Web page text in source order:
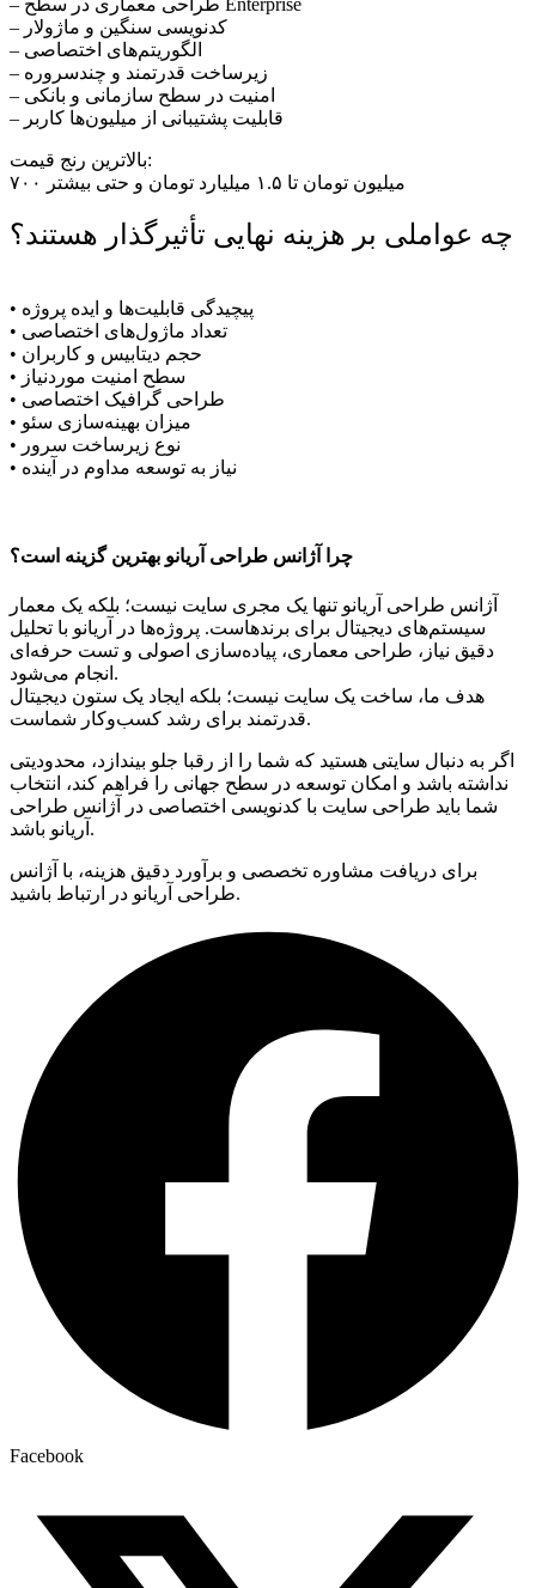
– طراحی معماری در سطح Enterprise
– کدنویسی سنگین و ماژولار
– الگوریتم‌های اختصاصی
– زیرساخت قدرتمند و چندسروره
– امنیت در سطح سازمانی و بانکی
– قابلیت پشتیبانی از میلیون‌ها کاربر
بالاترین رنج قیمت:
۷۰۰ میلیون تومان تا ۱.۵ میلیارد تومان و حتی بیشتر
چه عواملی بر هزینه نهایی تأثیرگذار هستند؟
• پیچیدگی قابلیت‌ها و ایده پروژه
• تعداد ماژول‌های اختصاصی
• حجم دیتابیس و کاربران
• سطح امنیت موردنیاز
• طراحی گرافیک اختصاصی
• میزان بهینه‌سازی سئو
• نوع زیرساخت سرور
• نیاز به توسعه مداوم در آینده
چرا آژانس طراحی آریانو بهترین گزینه است؟
آژانس طراحی آریانو تنها یک مجری سایت نیست؛ بلکه یک معمار
سیستم‌های دیجیتال برای برندهاست. پروژه‌ها در آریانو با تحلیل
دقیق نیاز، طراحی معماری، پیاده‌سازی اصولی و تست حرفه‌ای
انجام می‌شود.
هدف ما، ساخت یک سایت نیست؛ بلکه ایجاد یک ستون دیجیتال
قدرتمند برای رشد کسب‌وکار شماست.
اگر به دنبال سایتی هستید که شما را از رقبا جلو بیندازد، محدودیتی
نداشته باشد و امکان توسعه در سطح جهانی را فراهم کند، انتخاب
شما باید طراحی سایت با کدنویسی اختصاصی در آژانس طراحی
آریانو باشد.
برای دریافت مشاوره تخصصی و برآورد دقیق هزینه، با آژانس
طراحی آریانو در ارتباط باشید.
Facebook